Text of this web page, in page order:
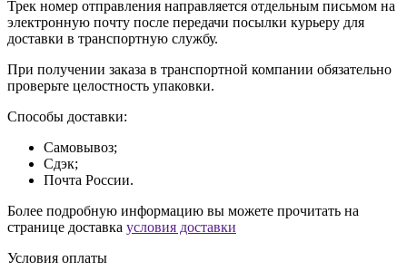
Трек номер отправления направляется отдельным письмом на
электронную почту после передачи посылки курьеру для
доставки в транспортную службу.
При получении заказа в транспортной компании обязательно
проверьте целостность упаковки.
Способы доставки:
Самовывоз;
Сдэк;
Почта России.
Более подробную информацию вы можете прочитать на
странице доставка условия доставки
Условия оплаты